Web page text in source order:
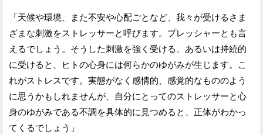
「天候や環境、また不安や心配ごとなど、我々が受けるさま
ざまな刺激をストレッサーと呼びます。プレッシャーとも言
えるでしょう。そうした刺激を強く受ける、あるいは持続的
に受けると、ヒトの心身には何らかのゆがみが生じます。こ
れがストレスです。実態がなく感情的、感覚的なもののよう
に思うかもしれませんが、自分にとってのストレッサーと心
身のゆがみである不調を具体的に見つめると、正体がわかっ
てくるでしょう」